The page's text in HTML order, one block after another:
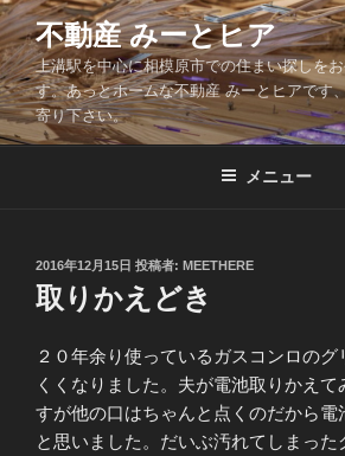
コ
ン
テ
ン
ツ
不動産 みーとヒア
上溝駅を中心に相模原市での住まい探しを
す。あっとホームな不動産 みーとヒアです
寄り下さい。
メニュー
投
稿
日:
2016年12月15日 投稿者: MEETHERE
取りかえどき
２０年余り使っているガスコンロのグ
くくなりました。夫が電池取りかえ
すが他の口はちゃんと点くのだから電
と思いました。だいぶ汚れてしまっ